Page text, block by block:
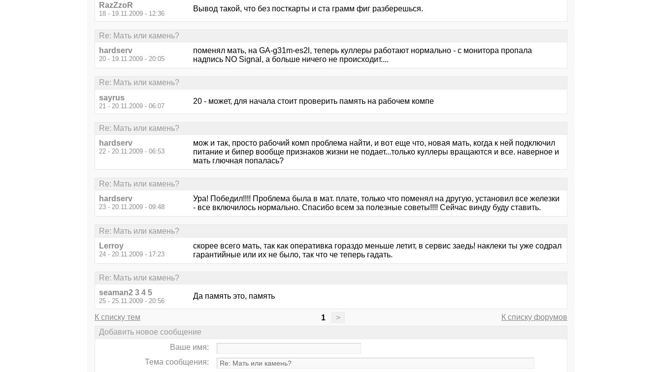
RazZzoR
18 - 19.11.2009 - 12:36
Вывод такой, что без посткарты и ста грамм фиг разберешься.
Re: Мать или камень?
hardserv
20 - 19.11.2009 - 20:05
поменял мать, на GA-g31m-es2l, теперь куллеры работают нормально - с монитора пропала
надпись NO Signal, а больше ничего не происходит....
Re: Мать или камень?
sayrus
21 - 20.11.2009 - 06:07
20 - может, для начала стоит проверить память на рабочем компе
Re: Мать или камень?
hardserv
22 - 20.11.2009 - 06:53
мож и так, просто рабочий комп проблема найти, и вот еще что, новая мать, когда к ней подключил
питание и бипер вообще признаков жизни не подает...только куллеры вращаются и все. наверное и
мать глючная попалась?
Re: Мать или камень?
hardserv
23 - 20.11.2009 - 09:48
Ура! Победил!!!! Проблема была в мат. плате, только что поменял на другую, установил все железки
- все включилось нормально. Спасибо всем за полезные советы!!!! Сейчас винду буду ставить.
Re: Мать или камень?
Lerroy
24 - 20.11.2009 - 17:23
скорее всего мать, так как оперативка гораздо меньше летит, в сервис заедь! наклеки ты уже содрал
гарантийные или их не было, так что че теперь гадать.
Re: Мать или камень?
seaman2 3 4 5
25 - 25.11.2009 - 20:56
Да память это, память
К списку тем 1 >
К списку форумов
Добавить новое сообщение
Ваше имя:
Тема сообщения: